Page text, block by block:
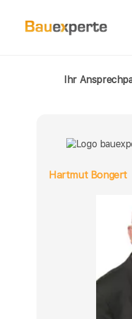
Ihr
Hartmut Bongert